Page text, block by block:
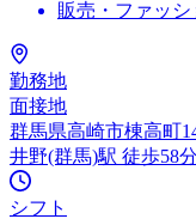
販売・ファッ
勤務地
面接地
群馬県高崎市棟高町
井野(群馬)駅 徒歩58分
シフト